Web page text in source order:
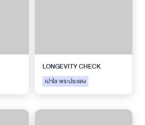
LONGEVITY CHECK
เปาโล พระประแดง